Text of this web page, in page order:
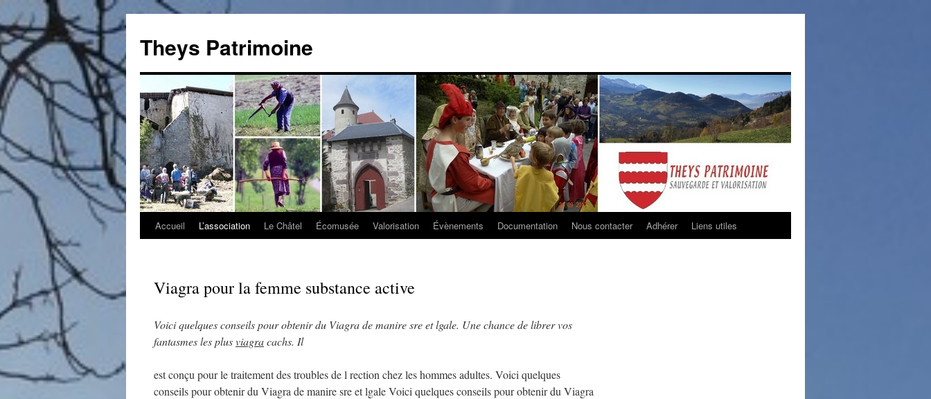
Theys Patrimoine
Aller
Accueil L’association Le Châtel Écomusée Valorisation Évènements Documentation Nous contacter Adhérer Liens utiles
Viagra pour la femme substance active
Voici quelques conseils pour obtenir du Viagra demanire sre et lgale. Une chance delibrer vos
fantasmes lesplusviagracachs. Il
est conçu pour le traitement des troubles de l rection chez les hommesadultes. Voici quelques
conseils pour obtenir du Viagra de manire sre et lgale Voici quelques conseils pour obtenir du Viagra